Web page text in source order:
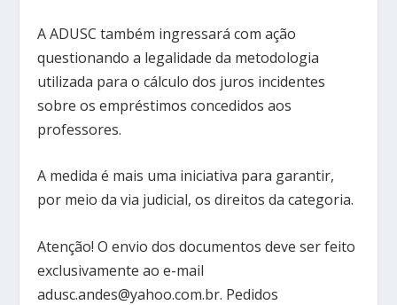
A ADUSC também ingressará com ação
questionando a legalidade da metodologia
utilizada para o cálculo dos juros incidentes
sobre os empréstimos concedidos aos
professores.
A medida é mais uma iniciativa para garantir,
por meio da via judicial, os direitos da categoria.
Atenção! O envio dos documentos deve ser feito
exclusivamente ao e-mail
adusc.andes@yahoo.com.br. Pedidos